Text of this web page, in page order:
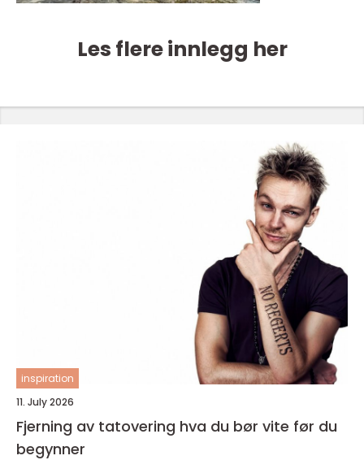
Les flere innlegg her
inspiration
11. July 2026
Fjerning av tatovering hva du bør vite før du
begynner